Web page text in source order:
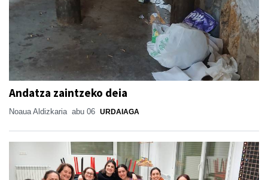
Andatza zaintzeko deia
Noaua Aldizkaria abu 06 URDAIAGA